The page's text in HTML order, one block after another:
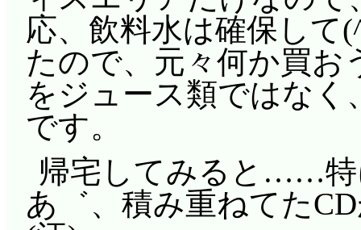
吹君くらい? 萌舞子
心春に疑惑がかかっ
「夜の剣道部だった
もするから」「ちょ
ってさあ……(笑)」瞳
陽菜の主導で、役職
応、飲料水は確保して
たので、元々何か買お
をジュース類ではな
です。
帰宅してみると……
あ゛、積み重ねてた